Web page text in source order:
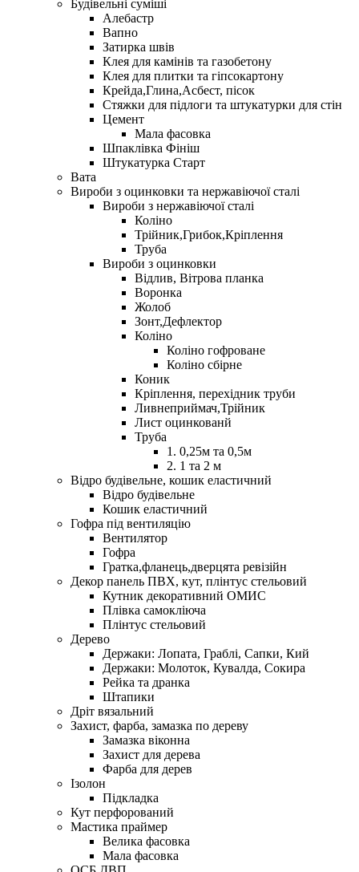
Будівельні суміші
Алебастр
Вапно
Затирка швів
Клея для камінів та газобетону
Клея для плитки та гіпсокартону
Крейда,Глина,Асбест, пісок
Стяжки для підлоги та штукатурки для стін
Цемент
Мала фасовка
Шпаклівка Фініш
Штукатурка Старт
Вата
Вироби з оцинковки та нержавіючої сталі
Вироби з нержавіючої сталі
Коліно
Трійник,Грибок,Кріплення
Труба
Вироби з оцинковки
Відлив, Вітрова планка
Воронка
Жолоб
Зонт,Дефлектор
Коліно
Коліно гофроване
Коліно сбірне
Коник
Кріплення, перехідник труби
Ливнеприймач,Трійник
Лист оцинкованй
Труба
1. 0,25м та 0,5м
2. 1 та 2 м
Відро будівельне, кошик еластичний
Відро будівельне
Кошик еластичний
Гофра під вентиляцію
Вентилятор
Гофра
Гратка,фланець,дверцята ревізійн
Декор панель ПВХ, кут, плінтус стельовий
Кутник декоративний ОМИС
Плівка самокліюча
Плінтус стельовий
Дерево
Держаки: Лопата, Граблі, Сапки, Кий
Держаки: Молоток, Кувалда, Сокира
Рейка та дранка
Штапики
Дріт вязальний
Захист, фарба, замазка по дереву
Замазка віконна
Захист для дерева
Фарба для дерев
Ізолон
Підкладка
Кут перфорований
Мастика праймер
Велика фасовка
Мала фасовка